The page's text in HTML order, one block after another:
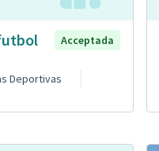
Acceptada
Deportivas